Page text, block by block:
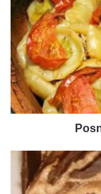
punjena
paprika
iz
rerne
Čokoladna
bomba